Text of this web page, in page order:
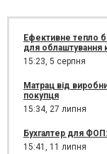
Ефективне тепло
для облаштування
15:23, 5 серпня
Матрац від
покупця
15:34, 27 липня
Бухгалтер для ФОП:
15:41, 11 липня